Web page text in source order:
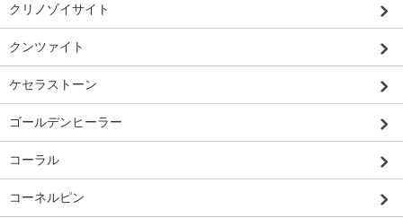
クリノゾイサイト
クンツァイト
ケセラストーン
ゴールデンヒーラー
コーラル
コーネルピン